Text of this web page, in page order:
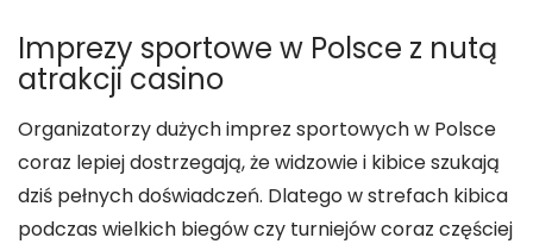
Imprezy sportowe w Polsce z nutą
atrakcji casino
Organizatorzy dużych imprez sportowych w Polsce
coraz lepiej dostrzegają, że widzowie i kibice szukają
dziś pełnych doświadczeń. Dlatego w strefach kibica
podczas wielkich biegów czy turniejów coraz częściej